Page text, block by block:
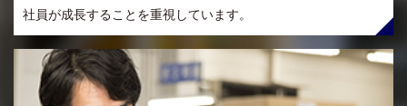
社員が成長することを重視しています。